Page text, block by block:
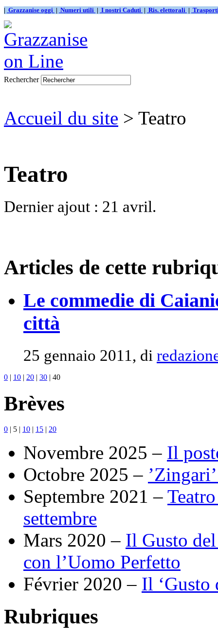
| Grazzanise oggi | Numeri utili | I nostri Caduti | Ris. elettorali |
Rechercher
Accueil du site > Teatro
Teatro
Dernier ajout : 21 avril.
Articles de cette
Le commedie di
città
25 gennaio 2011, di
0 | 10 | 20 | 30 | 40
Brèves
0 | 5 | 10 | 15 | 20
Novembre 2025 – Il
Octobre 2025 –
Septembre 2021 –
settembre
Mars 2020 – Il Gusto
con l’Uomo Perfetto
Février 2020 – Il ‘Gusto
Rubriques